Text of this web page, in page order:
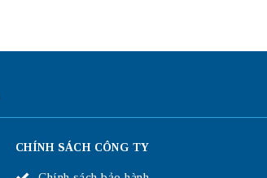
CHÍNH SÁCH CÔNG TY